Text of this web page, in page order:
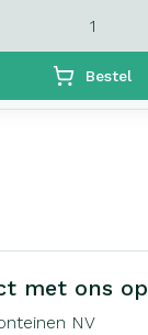
Bestel
met ons op
NV